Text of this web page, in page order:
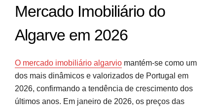
Mercado Imobiliário do
Algarve em 2026
O mercado imobiliário algarvio mantém-se como um
dos mais dinâmicos e valorizados de Portugal em
2026, confirmando a tendência de crescimento dos
últimos anos. Em janeiro de 2026, os preços das